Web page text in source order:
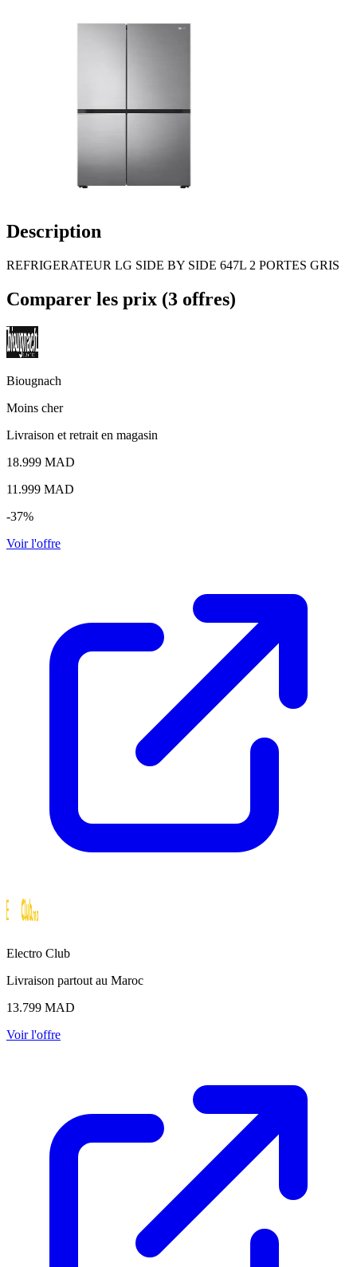
Description
REFRIGERATEUR LG SIDE BY SIDE 647L 2 PORTES GRIS
Comparer les prix (3 offres)
Biougnach
Moins cher
Livraison et retrait en magasin
18.999 MAD
11.999 MAD
-37%
Voir l'offre
Electro Club
Livraison partout au Maroc
13.799 MAD
Voir l'offre